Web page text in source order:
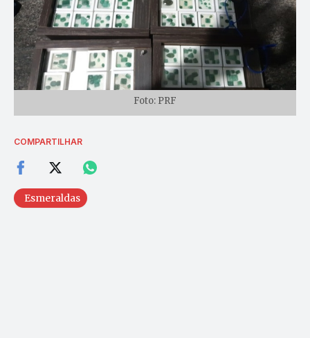
Foto: PRF
COMPARTILHAR
Esmeraldas